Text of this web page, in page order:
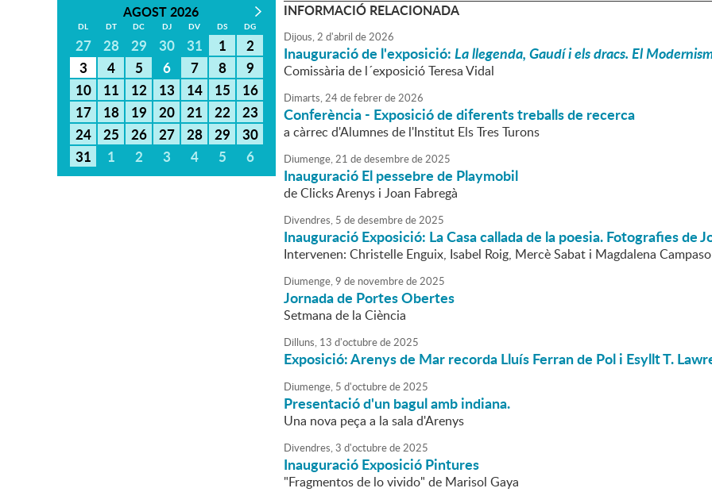
AGOST 2026
DL DT DC DJ DV DS DG
27 28 29 30 31 1
2
3
4 5 6 7 8
9
10
11 12 13 14 15
16
17
18 19 20 21 22
23
24
25 26 27 28 29
30
31
1 2 3 4 5 6
INFORMACIÓ RELACIONADA
Dijous,2 d'abril de2026
Inauguració de l'exposició:La llegenda, Gaudí i els dracs. El
Comissària de l´exposició Teresa Vidal
Dimarts,24defebrerde2026
Conferència - Exposició de diferents treballs de recerca
a càrrec d'Alumnes de l'Institut Els Tres Turons
Diumenge,21 dedesembrede2025
Inauguració El pessebre de Playmobil
de Clicks Arenys i Joan Fabregà
Divendres, 5 dedesembrede2025
Inauguració Exposició: La Casa callada de la poesia. Fotografies de
Intervenen: Christelle Enguix, Isabel Roig, Mercè Sabat i Magdalena
Diumenge,9 de novembrede2025
Jornada de Portes Obertes
Setmana de la Ciència
Dilluns, 13 d'octubrede2025
Exposició: Arenys de Mar recorda Lluís Ferran de Pol i Esyllt T.
Diumenge, 5 d'octubrede2025
Presentació d'un bagul amb indiana.
Una nova peça a la sala d'Arenys
Divendres,3 d'octubrede2025
Inauguració Exposició Pintures
"Fragmentos de lo vivido" de Marisol Gaya